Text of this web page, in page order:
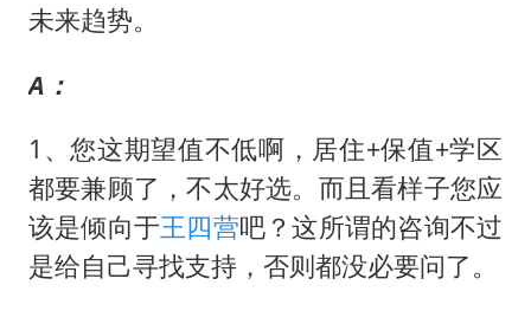
未来趋势。
A：
1、您这期望值不低啊，居住+保值+学区
都要兼顾了，不太好选。而且看样子您应
该是倾向于王四营吧？这所谓的咨询不过
是给自己寻找支持，否则都没必要问了。